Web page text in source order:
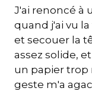
J'ai renoncé à
quand j'ai vu
et secouer la
assez solide,
un papier trop
geste m'a